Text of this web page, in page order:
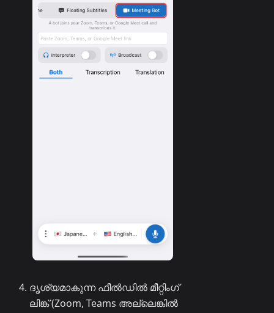
ദൃശ്യമാകുന്ന ഫീൽഡിൽ മീറ്റിംഗ്
ലിങ്ക് (Zoom, Teams അല്ലെങ്കിൽ